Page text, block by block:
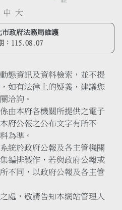
中 大
市政府法務局維護
： 115.08.07
態資訊及資料檢索，並不提
如有法律上的疑義，建議您
洽詢。
由本府各機關所提供之電子
府公報之公布文字有所不
為準。
統於政府公報及各主管機關
編排製作，若與政府公報或
不同，以政府公報及各主管
處，敬請告知本網站管理人